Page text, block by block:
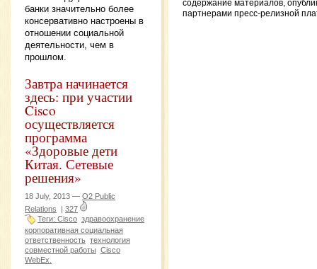
банки значительно более
консервативно настроены в
отношении социальной
деятельности, чем в
прошлом.
Завтра начинается
здесь: при участии
Cisco
осуществляется
программа
«Здоровые дети
Китая. Сетевые
решения»
18 July, 2013 — O2 Public
Relations | 327
Теги: Cisco здравоохранение
корпоративная социальная
ответственность технология
совместной работы Cisco
WebEx.
содержание материалов,
партнерами пресс-релизной